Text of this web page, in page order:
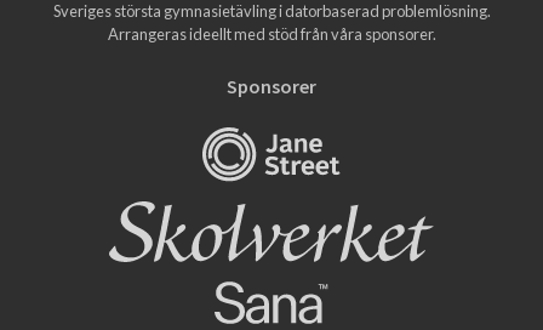
Sveriges största gymnasietävling i datorbaserad problemlösning.
Arrangeras ideellt med stöd från våra sponsorer.
Sponsorer